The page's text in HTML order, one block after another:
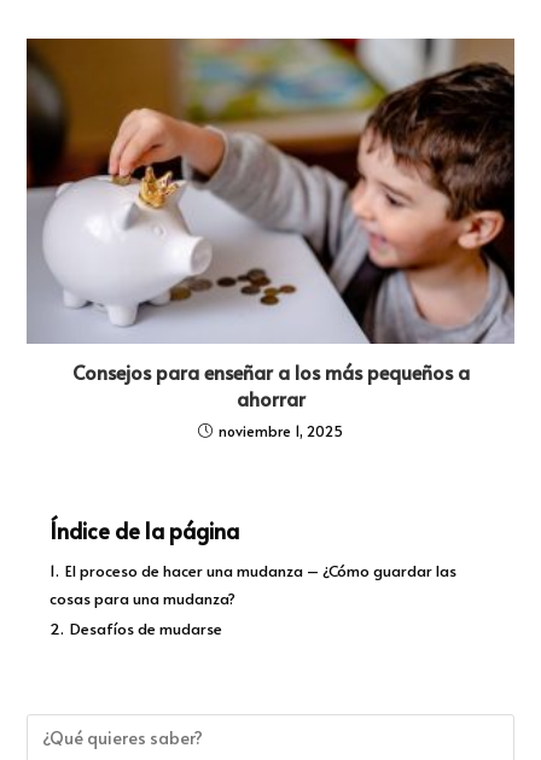
Consejos para enseñar a los más pequeños a
ahorrar
noviembre 1, 2025
Índice de la página
1. El proceso de hacer una mudanza – ¿Cómo guardar las
cosas para una mudanza?
2. Desafíos de mudarse